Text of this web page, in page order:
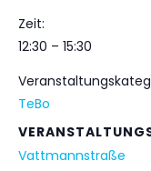
Zeit:
12:30 – 15:30
TeBo
Vattmannstraße